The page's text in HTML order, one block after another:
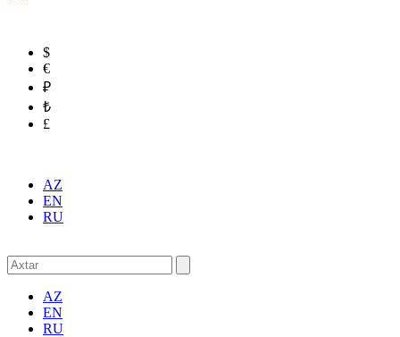
$
€
₽
₺
£
AZ
EN
RU
AZ
EN
RU